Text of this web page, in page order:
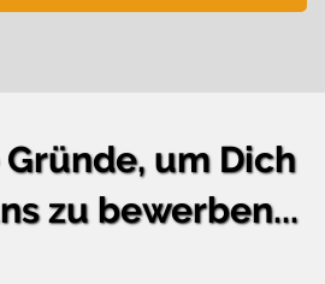
um Dich
zu bewerben...